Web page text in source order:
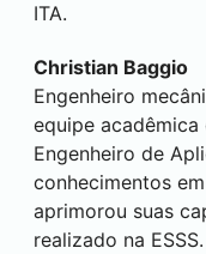
ITA.
Christian Baggio
Engenheiro
equipe acadêmica
Engenheiro de
conhecimentos
aprimorou suas
realizado na ESSS.